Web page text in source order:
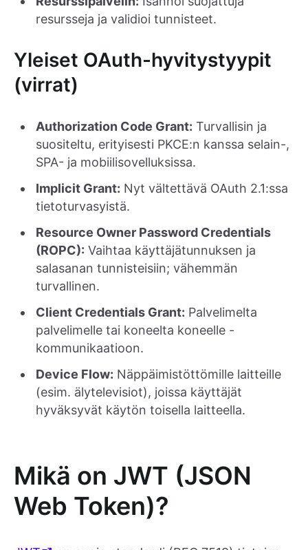
resursseja ja validioi tunnisteet.
Yleiset OAuth-hyvitystyypit
(virrat)
Authorization Code Grant: Turvallisin ja
suositeltu, erityisesti PKCE:n kanssa selain-,
SPA- ja mobiilisovelluksissa.
Implicit Grant: Nyt vältettävä OAuth 2.1:ssa
tietoturvasyistä.
Resource Owner Password Credentials
(ROPC): Vaihtaa käyttäjätunnuksen ja
salasanan tunnisteisiin; vähemmän
turvallinen.
Client Credentials Grant: Palvelimelta
palvelimelle tai koneelta koneelle -
kommunikaatioon.
Device Flow: Näppäimistöttömille laitteille
(esim. älytelevisiot), joissa käyttäjät
hyväksyvät käytön toisella laitteella.
Mikä on JWT (JSON
Web Token)?